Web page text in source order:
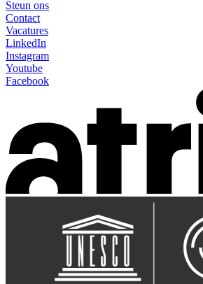
Steun ons
Contact
Vacatures
LinkedIn
Instagram
Youtube
Facebook